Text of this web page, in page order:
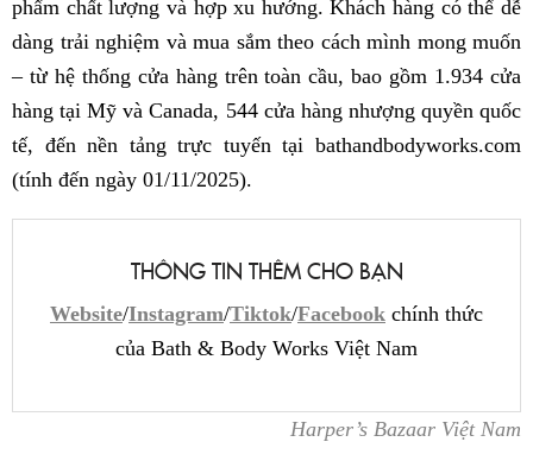
phẩm chất lượng và hợp xu hướng. Khách hàng có thể dễ
dàng trải nghiệm và mua sắm theo cách mình mong muốn
– từ hệ thống cửa hàng trên toàn cầu, bao gồm 1.934 cửa
hàng tại Mỹ và Canada, 544 cửa hàng nhượng quyền quốc
tế, đến nền tảng trực tuyến tại bathandbodyworks.com
(tính đến ngày 01/11/2025).
THÔNG TIN THÊM CHO BẠN
Website/Instagram/Tiktok/Facebook chính thức
của Bath & Body Works Việt Nam
Harper’s Bazaar Việt Nam